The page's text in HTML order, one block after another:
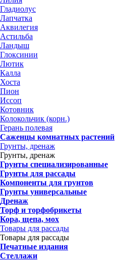
Гладиолус
Лапчатка
Аквилегия
Астильба
Ландыш
Глоксинии
Лютик
Калла
Хоста
Пион
Иссоп
Котовник
Колокольчик (корн.)
Герань полевая
Саженцы комнатных растений
Грунты, дренаж
Грунты, дренаж
Грунты специализированные
Грунты для рассады
Компоненты для грунтов
Грунты универсальные
Дренаж
Торф и торфобрикеты
Кора, щепа, мох
Товары для рассады
Товары для рассады
Печатные издания
Стеллажи